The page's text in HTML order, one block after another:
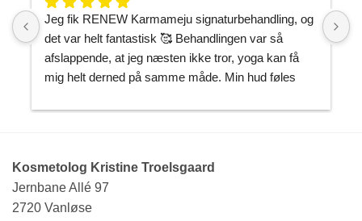
Jeg fik RENEW Karmameju signaturbehandling, og
det var helt fantastisk 🥰 Behandlingen var så
afslappende, at jeg næsten ikke tror, yoga kan få
mig helt derned på samme måde. Min hud føles
opmærksomhed, den havde brug for.
føler sig både tryg og helt afslappet i hendes
hænder. Nu ved jeg præcis, hvor jeg skal gå hen,
når jeg vil forkæle mig selv. Kan varmt anbefales!
Kosmetolog Kristine Troelsgaard
Jernbane Allé 97
2720 Vanløse